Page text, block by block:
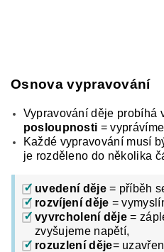
Osnova vypravování
Vypravování děje probíhá
posloupnosti =
Každé vypravování musí
je rozděleno do několika
uvedení děje= příběh
rozvíjení děje =
vyvrcholení děje =
zvyšujeme napětí,
rozuzlení děje=